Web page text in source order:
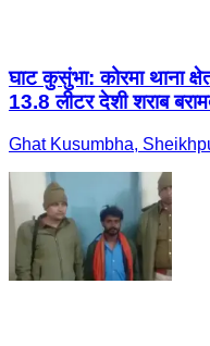
घाट कुसुंभा: कोरमा थाना
13.8 लीटर देशी शराब
Ghat Kusumbha,